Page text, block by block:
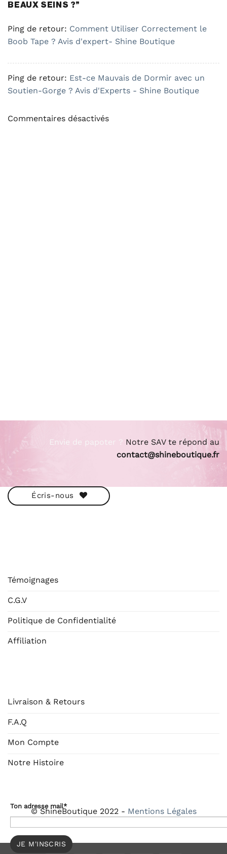
BEAUX SEINS ?”
Ping de retour: Comment Utiliser Correctement le
Boob Tape ? Avis d'expert- Shine Boutique
Ping de retour: Est-ce Mauvais de Dormir avec un
Soutien-Gorge ? Avis d'Experts - Shine Boutique
Commentaires désactivés
Envie de papoter ? Notre SAV te répond au
contact@shineboutique.fr
Écris-nous
Témoignages
C.G.V
Politique de Confidentialité
Affiliation
Livraison & Retours
F.A.Q
Mon Compte
Notre Histoire
Ton adresse mail*
© ShineBoutique 2022 - Mentions Légales